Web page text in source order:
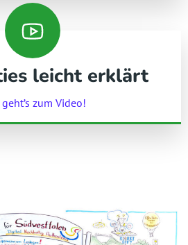
leicht erklärt
zum Video!